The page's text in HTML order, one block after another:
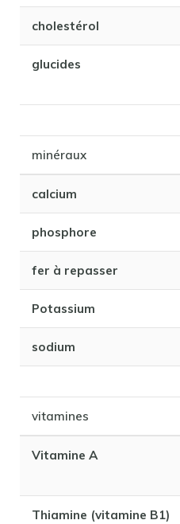
cholestérol
glucides
minéraux
calcium
phosphore
fer à repasser
Potassium
sodium
vitamines
Vitamine A
Thiamine (vitamine B1)